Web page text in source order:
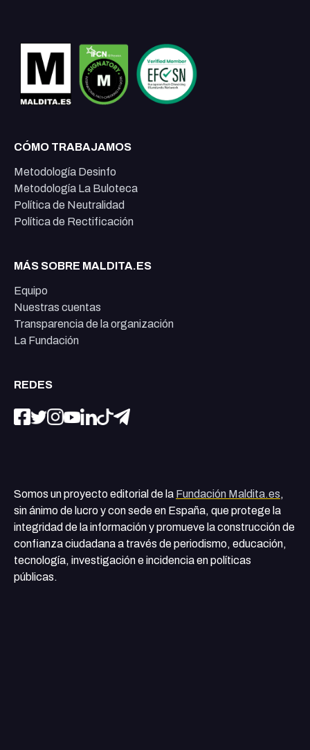
CÓMO TRABAJAMOS
Metodología Desinfo
Metodología La Buloteca
Política de Neutralidad
Política de Rectificación
MÁS SOBRE MALDITA.ES
Equipo
Nuestras cuentas
Transparencia de la organización
La Fundación
REDES
Somos un proyecto editorial de la Fundación Maldita.es,
sin ánimo de lucro y con sede en España, que protege la
integridad de la información y promueve la construcción de
confianza ciudadana a través de periodismo, educación,
tecnología, investigación e incidencia en políticas
públicas.